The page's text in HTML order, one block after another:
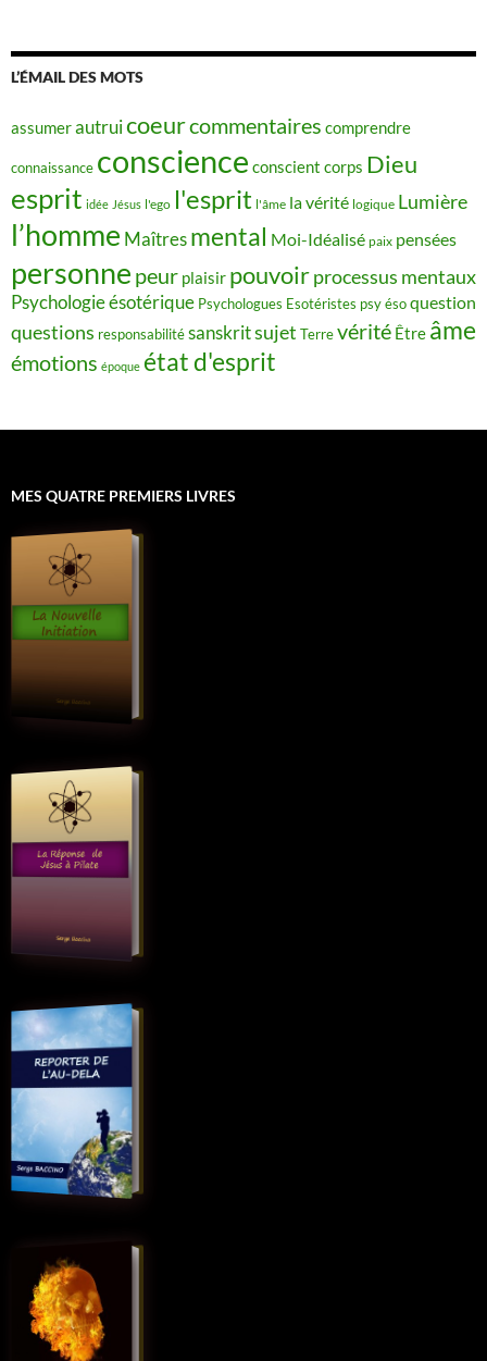
L’ÉMAIL DES MOTS
assumerautruicoeurcommentaires comprendre
connaissance conscience conscient corps Dieu
esprit idée Jésus l'ego l'esprit l'âme la vérité logique Lumière
l’homme Maîtres mental Moi-Idéalisé paix pensées
personne peur plaisir pouvoirprocessus mentaux
Psychologie ésotérique Psychologues Esotéristes psy ésoquestion
questions responsabilitésanskritsujet Terrevérité Être âme
émotions époque état d'esprit
MES QUATRE PREMIERS LIVRES